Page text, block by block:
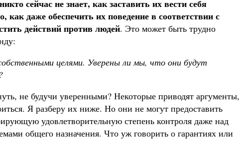
сейчас не знает, как заставить их вести себя
как даже обеспечить их поведение в соответствии с
действий против людей. Это может быть трудно
целями. Уверены ли мы, что они будут
не будучи уверенными? Некоторые приводят аргументы,
Я разберу их ниже. Но они не могут предоставить
удовлетворительную степень контроля даже над
общего назначения. Что уж говорить о гарантиях или